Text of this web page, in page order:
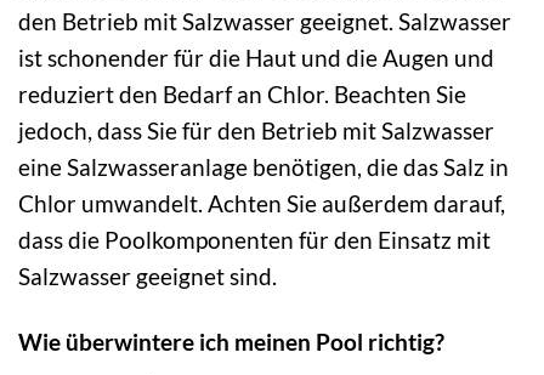
den Betrieb mit Salzwasser geeignet. Salzwasser
ist schonender für die Haut und die Augen und
reduziert den Bedarf an Chlor. Beachten Sie
jedoch, dass Sie für den Betrieb mit Salzwasser
eine Salzwasseranlage benötigen, die das Salz in
Chlor umwandelt. Achten Sie außerdem darauf,
dass die Poolkomponenten für den Einsatz mit
Salzwasser geeignet sind.
Wie überwintere ich meinen Pool richtig?